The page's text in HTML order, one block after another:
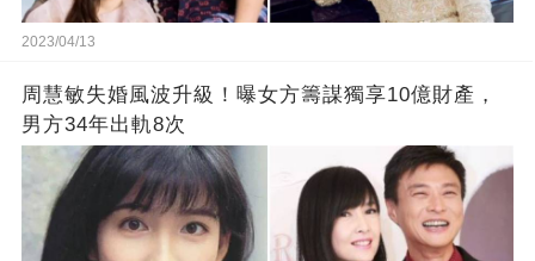
2023/04/13
周慧敏失婚風波升級！曝女方籌謀獨享10億財產，
男方34年出軌8次